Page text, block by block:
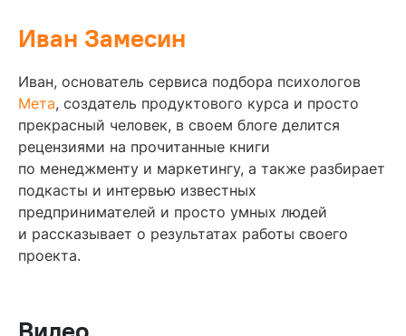
Иван Замесин
Иван, основатель сервиса подбора психологов
Мета, создатель продуктового курса и просто
прекрасный человек, в своем блоге делится
рецензиями на прочитанные книги
по менеджменту и маркетингу, а также разбирает
подкасты и интервью известных
предпринимателей и просто умных людей
и рассказывает о результатах работы своего
проекта.